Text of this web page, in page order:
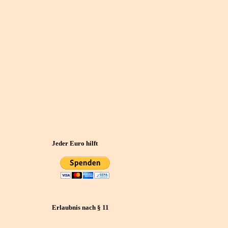
Jeder Euro hilft
Erlaubnis nach § 11